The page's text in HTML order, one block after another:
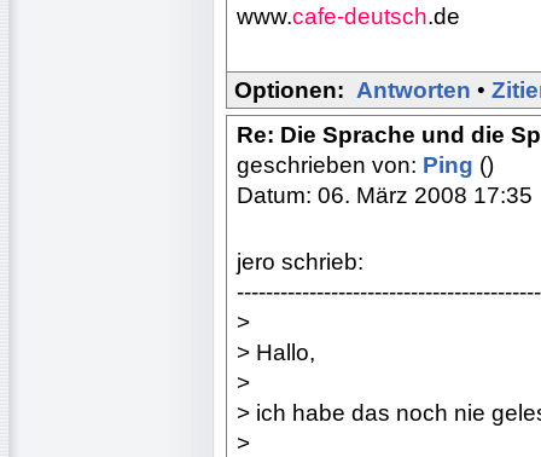
www.cafe-deutsch.de
Optionen: Antworten •
Re: Die Sprache und die
geschrieben von: Ping ()
Datum: 06. März 2008 17:35
jero schrieb:
>
> Hallo,
>
> ich habe das noch nie
>